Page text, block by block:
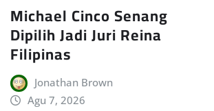
Michael Cinco Senang
Dipilih Jadi Juri Reina
Filipinas
Jonathan Brown
Agu 7, 2026